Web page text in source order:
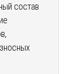
состав